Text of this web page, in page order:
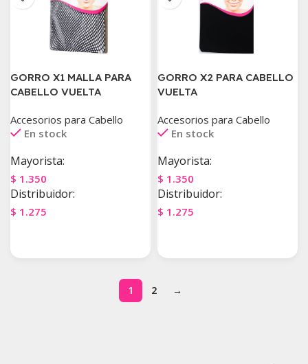
GORRO X1 MALLA PARA
CABELLO VUELTA
Accesorios para Cabello
En stock
Mayorista:
$ 1.350
Distribuidor:
$ 1.275
GORRO X2 PARA CABELLO
VUELTA
Accesorios para Cabello
En stock
Mayorista:
$ 1.350
Distribuidor:
$ 1.275
1 2 →